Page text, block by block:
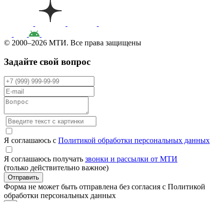
© 2000–2026 МТИ. Все права защищены
Задайте свой вопрос
Я соглашаюсь с Политикой обработки персональных данных
Я соглашаюсь получать звонки и рассылки от МТИ
(только действительно важное)
Отправить
Форма не может быть отправлена без согласия с Политикой
обработки персональных данных